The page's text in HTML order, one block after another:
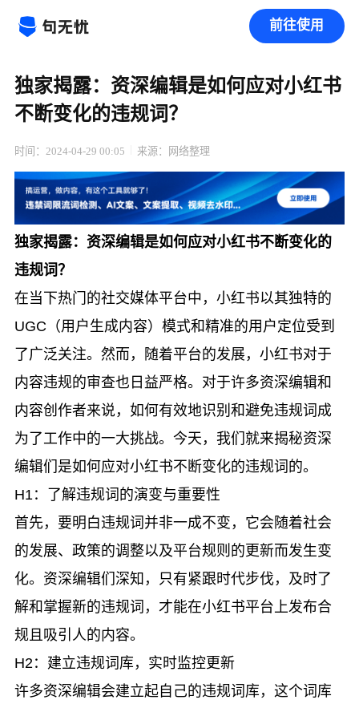
前往使用
独家揭露：资深编辑是如何应对小红书
不断变化的违规词？
时间：2024-04-29 00:05 来源：网络整理
独家揭露：资深编辑是如何应对小红书不断变化的
违规词？
在当下热门的社交媒体平台中，小红书以其独特的
UGC（用户生成内容）模式和精准的用户定位受到
了广泛关注。然而，随着平台的发展，小红书对于
内容违规的审查也日益严格。对于许多资深编辑和
内容创作者来说，如何有效地识别和避免违规词成
为了工作中的一大挑战。今天，我们就来揭秘资深
编辑们是如何应对小红书不断变化的违规词的。
H1：了解违规词的演变与重要性
首先，要明白违规词并非一成不变，它会随着社会
的发展、政策的调整以及平台规则的更新而发生变
化。资深编辑们深知，只有紧跟时代步伐，及时了
解和掌握新的违规词，才能在小红书平台上发布合
规且吸引人的内容。
H2：建立违规词库，实时监控更新
许多资深编辑会建立起自己的违规词库，这个词库